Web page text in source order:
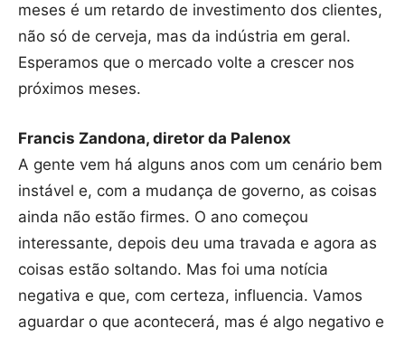
meses é um retardo de investimento dos clientes,
não só de cerveja, mas da indústria em geral.
Esperamos que o mercado volte a crescer nos
próximos meses.
Francis Zandona, diretor da Palenox
A gente vem há alguns anos com um cenário bem
instável e, com a mudança de governo, as coisas
ainda não estão firmes. O ano começou
interessante, depois deu uma travada e agora as
coisas estão soltando. Mas foi uma notícia
negativa e que, com certeza, influencia. Vamos
aguardar o que acontecerá, mas é algo negativo e